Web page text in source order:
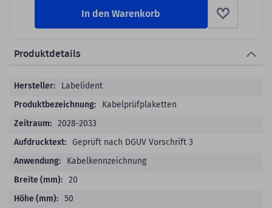
In den Warenkorb
Produktdetails
ProduktdetailsLabelident
Kabelprüfplaketten
2028-2033
Geprüft nach DGUV Vorschrift 3
Kabelkennzeichnung
20
50